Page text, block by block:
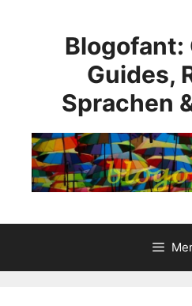
Blogofant:
Guides,
Sprachen